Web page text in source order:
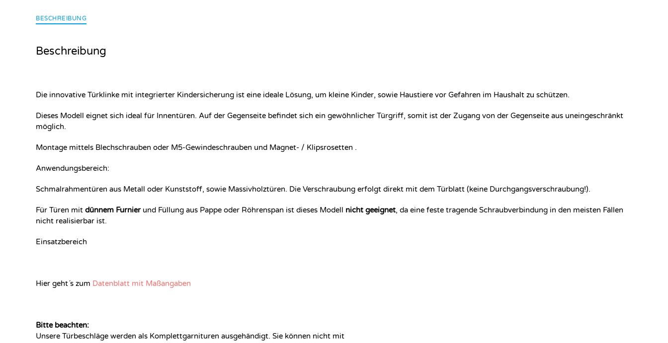
BESCHREIBUNG
Beschreibung
Die innovative Türklinke mit integrierter Kindersicherung ist eine ideale Lösung, um kleine Kinder, sowie Haustiere vor Gefahren im Haushalt zu schützen.
Dieses Modell eignet sich ideal für Innentüren. Auf der Gegenseite befindet sich ein gewöhnlicher Türgriff, somit ist der Zugang von der Gegenseite aus uneingeschränkt
möglich.
Montage mittels Blechschrauben oder M5-Gewindeschrauben und Magnet- / Klipsrosetten .
Anwendungsbereich:
Schmalrahmentüren aus Metall oder Kunststoff, sowie Massivholztüren. Die Verschraubung erfolgt direkt mit dem Türblatt (keine Durchgangsverschraubung!).
Für Türen mit dünnem Furnierund Füllung aus Pappe oder Röhrenspan ist dieses Modell nicht geeignet, da eine feste tragende Schraubverbindung in den meisten Fällen
nicht realisierbar ist.
Einsatzbereich
Hier geht´s zum Datenblatt mit Maßangaben
Bitte beachten:
Unsere Türbeschläge werden als Komplettgarnituren ausgehändigt. Sie können nicht mit